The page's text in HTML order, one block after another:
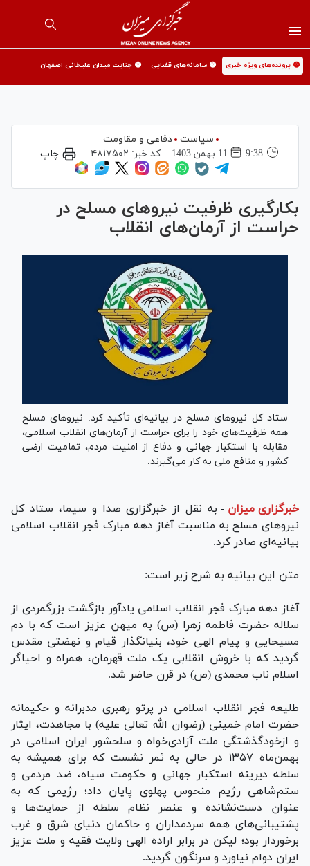
🟡 پرونده‌های ویژه خبری 🟡 سامانه‌های قضایی 🟡 جنایت میدان علیخانی اصفهان
سیاست
دفاعی و مقاومت
9:38
11 بهمن 1403 کد خبر: ۴۸۱۷۵۰۲ چاپ
بکارگیری ظرفیت نیرو‌های مسلح در
حراست از آرمان‌های انقلاب
ستاد کل نیرو‌های مسلح در بیانیه‌ای تأکید کرد: نیرو‌های مسلح
همه ظرفیت‌های خود را برای حراست از آرمان‌های انقلاب اسلامی،
مقابله با استکبار جهانی و دفاع از امنیت مردم، تمامیت ارضی
کشور و منافع ملی به کار می‌گیرند.
خبرگزاری میزان - به نقل از خبرگزاری صدا و سیما، ستاد کل
نیرو‌های مسلح به مناسبت آغاز دهه مبارک فجر انقلاب اسلامی
بیانیه‌ای صادر کرد.
متن این بیانیه به شرح زیر است:
آغاز دهه مبارک فجر انقلاب اسلامی یادآور بازگشت بزرگمردی از
سلاله حضرت فاطمه زهرا (س) به میهن عزیز است که با دم
مسیحایی و پیام الهی خود، بنیانگذار قیام و نهضتی مقدس
گردید که با خروش انقلابی یک ملت قهرمان، همراه و احیاگر
اسلام ناب محمدی (ص) در قرن حاضر شد.
طلیعه فجر انقلاب اسلامی در پرتو رهبری مدبرانه و حکیمانه
حضرت امام خمینی (رضوان الله تعالی علیه) با مجاهدت، ایثار
و ازخودگذشتگی ملت آزادی‌خواه و سلحشور ایران اسلامی در
بهمن‌ماه ۱۳۵۷ در حالی به ثمر نشست که برای همیشه به
سلطه دیرینه استکبار جهانی و حکومت سیاه، ضد مردمی و
ستم‌شاهی رژیم منحوس پهلوی پایان داد؛ رژیمی که به
عنوان دست‌نشانده و عنصر نظام سلطه از حمایت‌ها و
پشتیبانی‌های همه سردمداران و حاکمان دنیای شرق و غرب
برخوردار بود؛ لیکن در برابر اراده الهی ولایت فقیه و ملت عزیز
ایران دوام نیاورد و سرنگون گردید.